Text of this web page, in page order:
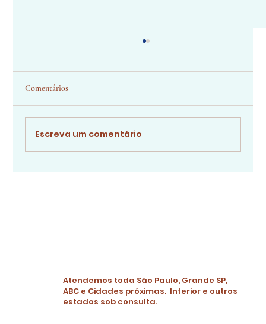
Comentários
Escreva um comentário
Atendemos toda São Paulo, Grande SP,
ABC e Cidades próximas. Interior e outros
estados sob consulta.